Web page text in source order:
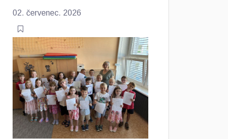
02. červenec. 2026